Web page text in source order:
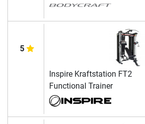
5
Inspire Kraftstation FT2
Functional Trainer